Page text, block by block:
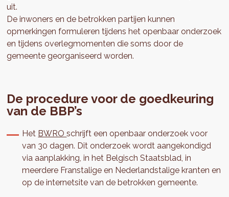
uit.
De inwoners en de betrokken partijen kunnen
opmerkingen formuleren tijdens het openbaar onderzoek
en tijdens overlegmomenten die soms door de
gemeente georganiseerd worden.
De procedure voor de goedkeuring
van de BBP’s
Het BWROschrijft een openbaar onderzoek voor
van 30 dagen. Dit onderzoek wordt aangekondigd
via aanplakking, in het Belgisch Staatsblad, in
meerdere Franstalige en Nederlandstalige kranten en
op de internetsite van de betrokken gemeente.